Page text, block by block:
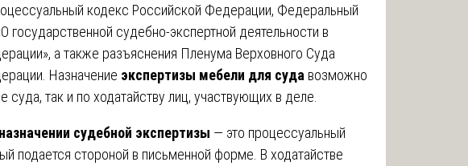
кодекс Российской Федерации, Федеральный
судебно-экспертной деятельности в
а также разъяснения Пленума Верховного Суда
Назначение экспертизы мебели для суда возможно
суда, так и по ходатайству лиц, участвующих в деле.
судебной экспертизы — это процессуальный
подается стороной в письменной форме. В ходатайстве